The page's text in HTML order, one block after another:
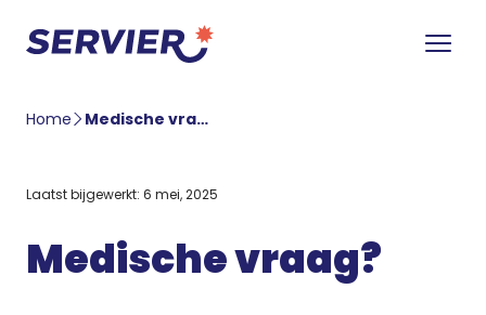
Home Medische vraag
Laatst bijgewerkt: 6 mei, 2025
Medische vraag?